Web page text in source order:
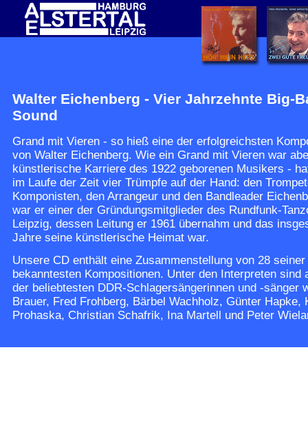
Walter Eichenberg - Vier Jahrzehnte Big-
Sound
Grand mit Vieren - so hieß eine der erfolgreichsten
von Walter Eichenberg. Wie ein Grand mit Vieren war
künstlerische Karriere des 1922 geborenen Musikers -
im Laufe der Zeit vier Trümpfe auf der Hand: den
Komponisten, den Arrangeur und den Bandleader
war er einer der Gründungsmitglieder des Rundfunk-
Leipzig, dessen Leitung er 1961 übernahm und das
Jahre seine künstlerische Heimat war.
Unsere CD enthält eine Zusammenstellung von 28 seiner
bekanntesten Kompositionen. Unter den Interpreten sind
der beliebtesten DDR-Schlagersängerinnen und -sänger
Brauer, Fred Frohberg, Bärbel Wachholz, Günter Hapke,
Prohaska, Christian Schafrik, Ina Martell und Peter